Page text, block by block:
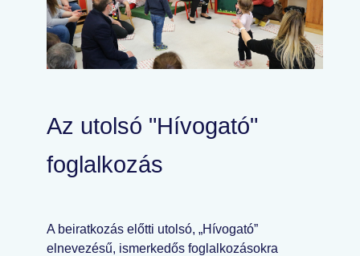
Az utolsó "Hívogató"
foglalkozás
A beiratkozás előtti utolsó, „Hívogató”
elnevezésű, ismerkedős foglalkozásokra